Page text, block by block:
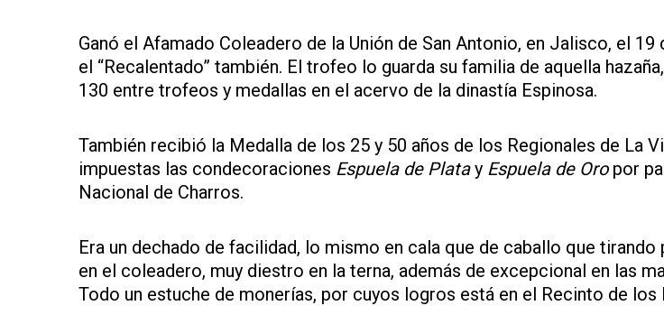
Ganó el Afamado Coleadero de la Unión de San Antonio, en Jalisco, el
el “Recalentado” también. El trofeo lo guarda su familia de aquella
130 entre trofeos y medallas en el acervo de la dinastía Espinosa.
También recibió la Medalla de los 25 y 50 años de los Regionales de La
impuestas las condecoraciones Espuela de Platay Espuela de Oropor
Nacional de Charros.
Era un dechado de facilidad, lo mismo en cala que de caballo que
en el coleadero, muy diestro en la terna, además de excepcional en las
Todo un estuche de monerías, por cuyos logros está en el Recinto de los